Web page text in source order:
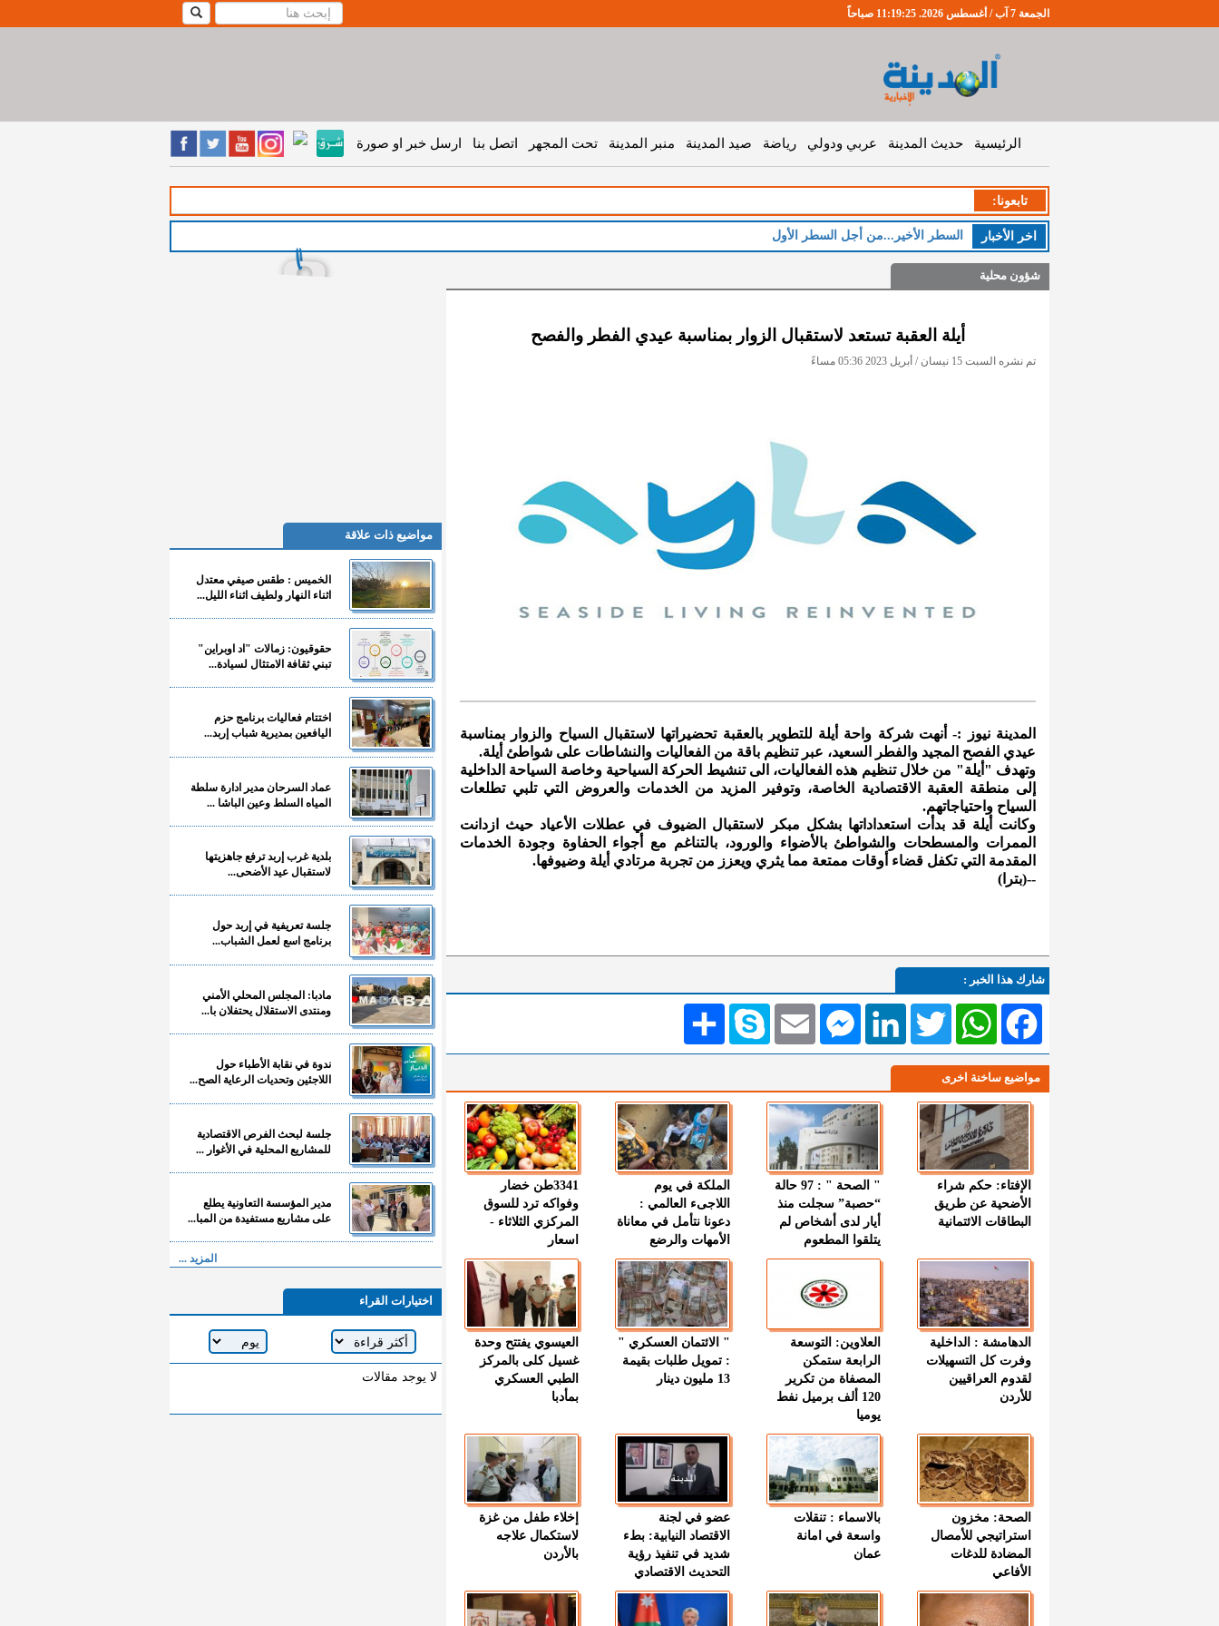
الجمعة 7 آب / أغسطس 2026. 11:19:25 صباحاً
الرئيسية حديث المدينة عربي ودولي رياضة صيد المدينة منبر المدينة تحت المجهر اتصل بنا ارسل خبر او صورة
تابعونا:
اخر اﻷخبار السطر الأخير...من أجل السطر الأول
شؤون محلية
أيلة العقبة تستعد لاستقبال الزوار بمناسبة عيدي الفطر والفصح
تم نشره السبت 15 نيسان / أبريل 2023 05:36 مساءً
المدينة نيوز :- أنهت شركة واحة أيلة للتطوير بالعقبة تحضيراتها لاستقبال السياح والزوار بمناسبة
عيدي الفصح المجيد والفطر السعيد، عبر تنظيم باقة من الفعاليات والنشاطات على شواطئ أيلة.
وتهدف "أيلة" من خلال تنظيم هذه الفعاليات، الى تنشيط الحركة السياحية وخاصة السياحة الداخلية
إلى منطقة العقبة الاقتصادية الخاصة، وتوفير المزيد من الخدمات والعروض التي تلبي تطلعات
السياح واحتياجاتهم.
وكانت أيلة قد بدأت استعداداتها بشكل مبكر لاستقبال الضيوف في عطلات الأعياد حيث ازدانت
الممرات والمسطحات والشواطئ بالأضواء والورود، بالتناغم مع أجواء الحفاوة وجودة الخدمات
المقدمة التي تكفل قضاء أوقات ممتعة مما يثري ويعزز من تجربة مرتادي أيلة وضيوفها.
--(بترا)
شارك هذا الخبر :
انشر Skype EmailMessengerLinkedIn TwitterWhatsAppFacebook
مواضيع ساخنة اخرى
الإفتاء: حكم شراء
الأضحية عن طريق
البطاقات الائتمانية
" الصحة " : 97 حالة
“حصبة” سجلت منذ
أيار لدى أشخاص لم
يتلقوا المطعوم
الملكة في يوم
اللاجىء العالمي :
دعونا نتأمل في معاناة
الأمهات والرضع
3341طن خضار
وفواكه ترد للسوق
المركزي الثلاثاء -
اسعار
الدهامشة : الداخلية
وفرت كل التسهيلات
لقدوم العراقيين
للأردن
العلاوين: التوسعة
الرابعة ستمكن
المصفاة من تكرير
120 ألف برميل نفط
يوميا
" الائتمان العسكري "
: تمويل طلبات بقيمة
13 مليون دينار
العيسوي يفتتح وحدة
غسيل كلى بالمركز
الطبي العسكري
بمأدبا
الصحة: مخزون
استراتيجي للأمصال
المضادة للدغات
الأفاعي
بالاسماء : تنقلات
واسعة في امانة
عمان
عضو في لجنة
الاقتصاد النيابية: بطء
شديد في تنفيذ رؤية
التحديث الاقتصادي
إخلاء طفل من غزة
لاستكمال علاجه
بالأردن
مواضيع ذات علاقة
الخميس : طقس صيفي معتدل
اثناء النهار ولطيف اثناء الليل...
حقوقيون: زمالات "اد اوبراين"
تبني ثقافة الامتثال لسيادة...
اختتام فعاليات برنامج حزم
اليافعين بمديرية شباب إربد...
عماد السرحان مدير ادارة سلطة
المياه السلط وعين الباشا ...
بلدية غرب إربد ترفع جاهزيتها
لاستقبال عيد الأضحى...
جلسة تعريفية في إربد حول
برنامج اسع لعمل الشباب...
مادبا: المجلس المحلي الأمني
ومنتدى الاستقلال يحتفلان با...
ندوة في نقابة الأطباء حول
اللاجئين وتحديات الرعاية الصح...
جلسة لبحث الفرص الاقتصادية
للمشاريع المحلية في الأغوار ...
مدير المؤسسة التعاونية يطلع
على مشاريع مستفيدة من المبا...
المزيد ...
اختيارات القراء
لا يوجد مقالات